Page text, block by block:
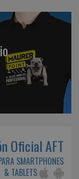
Oficial AFT
SMARTPHONES
& TABLETS